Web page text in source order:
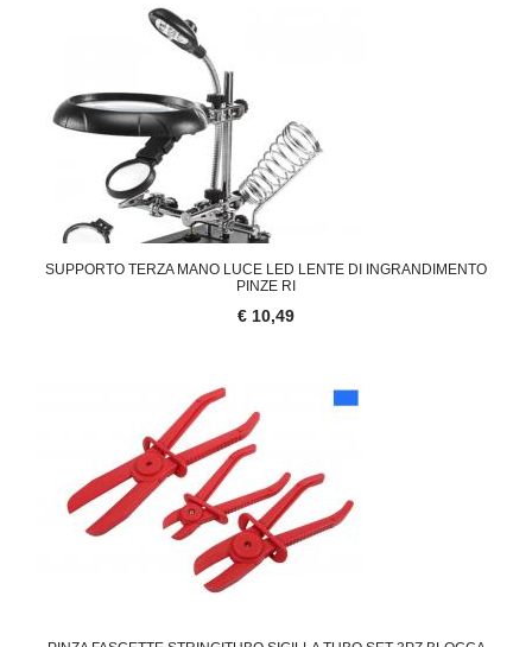
SUPPORTO TERZA MANO LUCE LED LENTE DI INGRANDIMENTO
PINZE RI
€ 10,49